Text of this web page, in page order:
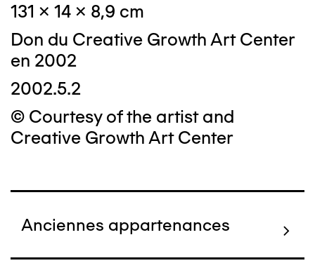
131 x 14 x 8,9 cm
Don du Creative Growth Art Center
en 2002
2002.5.2
© Courtesy of the artist and
Creative Growth Art Center
Anciennes appartenances